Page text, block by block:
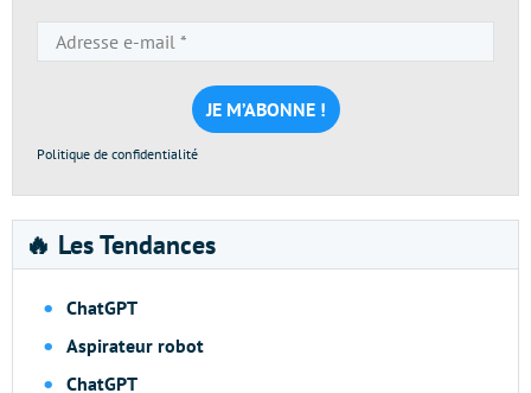
e-
mail
*
Politique de confidentialité
🔥 Les Tendances
ChatGPT
Aspirateur robot
ChatGPT